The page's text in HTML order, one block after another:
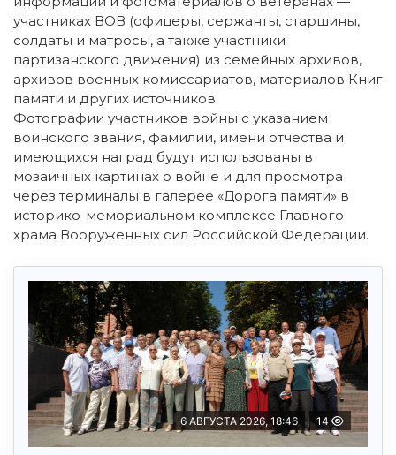
участниках ВОВ (офицеры, сержанты, старшины,
солдаты и матросы, а также участники
партизанского движения) из семейных архивов,
архивов военных комиссариатов, материалов Книг
памяти и других источников.
Фотографии участников войны с указанием
воинского звания, фамилии, имени отчества и
имеющихся наград будут использованы в
мозаичных картинах о войне и для просмотра
через терминалы в галерее «Дорога памяти» в
историко-мемориальном комплексе Главного
храма Вооруженных сил Российской Федерации.
6 АВГУСТА 2026, 18:46 14